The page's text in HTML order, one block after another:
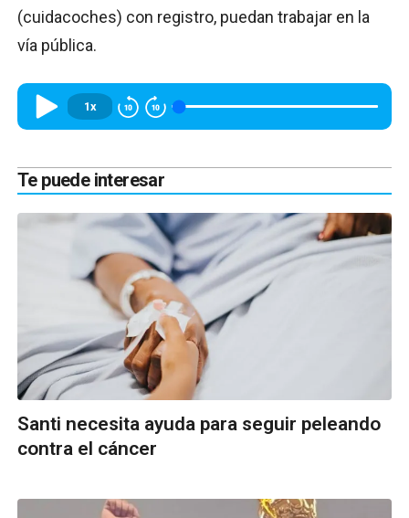
(cuidacoches) con registro, puedan trabajar en la
vía pública.
1x
Te puede interesar
Santi necesita ayuda para seguir peleando
contra el cáncer